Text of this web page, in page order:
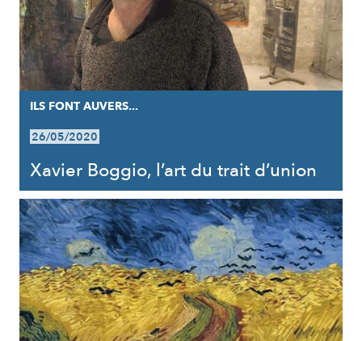
ILS FONT AUVERS...
26/05/2020
Xavier Boggio, l’art du trait d’union